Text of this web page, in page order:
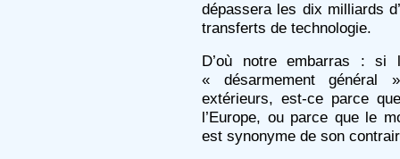
dépassera les dix milliards
transferts de technologie.
D’où notre embarras : si
« désarmement
extérieurs, est-ce parce
l’Europe, ou parce que le
est synonyme de son